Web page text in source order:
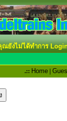
ณยังไม่ได้ทำการ
.:: Home |